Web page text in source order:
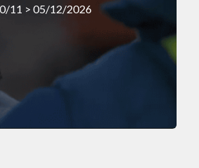
11 > 05/12/2026